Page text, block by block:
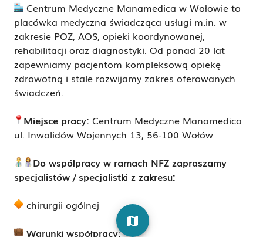
Centrum Medyczne Manamedica w Wołowie to
placówka medyczna świadcząca usługi m.in. w
zakresie POZ, AOS, opieki koordynowanej,
rehabilitacji oraz diagnostyki. Od ponad 20 lat
zapewniamy pacjentom kompleksową opiekę
zdrowotną i stale rozwijamy zakres oferowanych
świadczeń.
Miejsce pracy: Centrum Medyczne Manamedica
ul. Inwalidów Wojennych 13, 56-100 Wołów
Do współpracy w ramach NFZ zapraszamy
specjalistów / specjalistki z zakresu:
chirurgii ogólnej
Warunki współpracy:
map